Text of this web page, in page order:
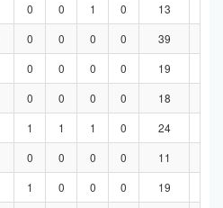
0 0 1 0 13
0 0 0 0 39
0 0 0 0 19
0 0 0 0 18
1 1 1 0 24
0 0 0 0 11
1 0 0 0 19